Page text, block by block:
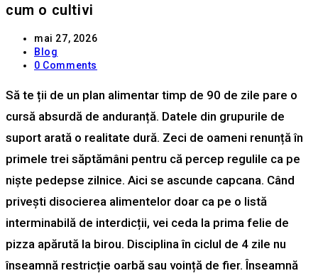
cum o cultivi
mai 27, 2026
Blog
0 Comments
Să te ții de un plan alimentar timp de 90 de zile pare o
cursă absurdă de anduranță. Datele din grupurile de
suport arată o realitate dură. Zeci de oameni renunță în
primele trei săptămâni pentru că percep regulile ca pe
niște pedepse zilnice. Aici se ascunde capcana. Când
privești disocierea alimentelor doar ca pe o listă
interminabilă de interdicții, vei ceda la prima felie de
pizza apărută la birou. Disciplina în ciclul de 4 zile nu
înseamnă restricție oarbă sau voință de fier. Înseamnă